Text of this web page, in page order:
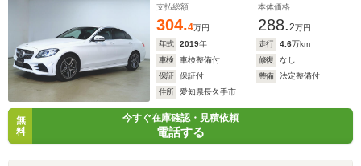
支払総額
304.4万円
本体価格
288.2万円
年式
2019年 走行 4.6万km
車検
車検整備付 修復
なし
保証
保証付 整備
法定整備付
住所
愛知県長久手市
無
料
今すぐ在庫確認・見積依頼
電話する